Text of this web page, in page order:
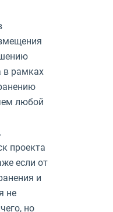
в рамках
любой
проекта
если от
и
не
но